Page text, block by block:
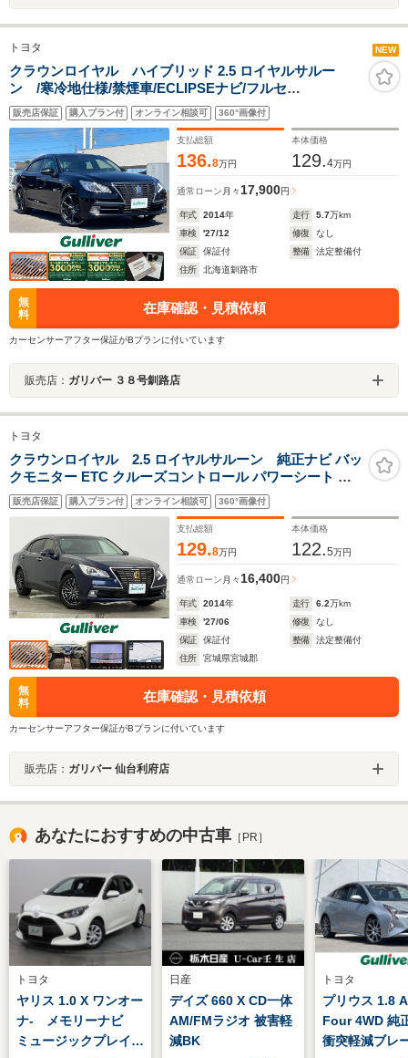
トヨタ NEW
クラウンロイヤル ハイブリッド 2.5 ロイヤルサルー
ン /寒冷地仕様/禁煙車/ECLIPSEナビ/フルセ
グ/CD/DVD/BT/バックカメラ/クルコン/パワーシート/シー
トヒーター/ステアリングヒーター/ミラーヒーター/ワイパ
ーデアイサー/オートライト/LEDヘッドライト/ETC/社外
エンスタ
販売店保証 購入プラン付 オンライン相談可 360°画像付
支払総額
136.8万円
本体価格
129.4万円
通常ローン 月々 17,900円
年式 2014年 走行 5.7万km
車検
'27/12 修復
なし
保証
保証付 整備
法定整備付
住所
北海道釧路市
無
料
在庫確認・見積依頼
カーセンサーアフター保証がBプランに付いています
販売店： ガリバー ３８号釧路店
トヨタ
クラウンロイヤル 2.5 ロイヤルサルーン 純正ナビ バッ
クモニター ETC クルーズコントロール パワーシート フ
ルセグTV Bluetoothオーディオ HIDヘッドランプ フォグ
ランプ スマートキー プッシュスタート 禁煙車
販売店保証 購入プラン付 オンライン相談可 360°画像付
支払総額
129.8万円
本体価格
122.5万円
通常ローン 月々 16,400円
年式 2014年 走行 6.2万km
車検
'27/06 修復
なし
保証
保証付 整備
法定整備付
住所
宮城県宮城郡
無
料
在庫確認・見積依頼
カーセンサーアフター保証がBプランに付いています
販売店： ガリバー 仙台利府店
あなたにおすすめの中古車 ［PR］
トヨタ
ヤリス 1.0 X ワンオー
ナ- メモリーナビ
ミュージックプレイヤ
日産
デイズ 660 X CD一体
AM/FMラジオ 被害軽
減BK
トヨタ
プリウス 1.8
Four 4WD 純
衝突軽減ブレ